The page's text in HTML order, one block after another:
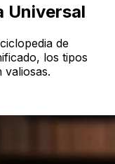
Universal
de
los tipos